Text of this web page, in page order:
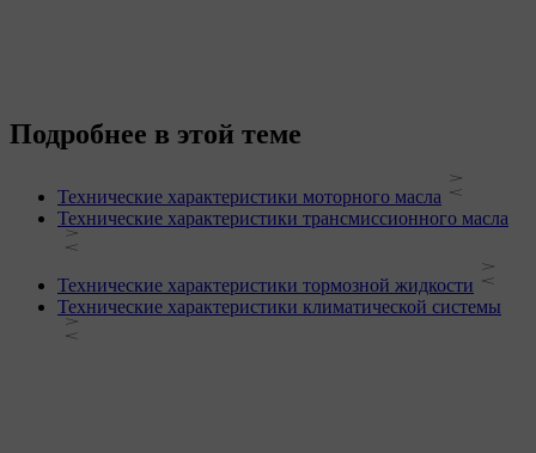
Подробнее в этой теме
Технические характеристики моторного масла
Технические характеристики трансмиссионного масла
Технические характеристики тормозной жидкости
Технические характеристики климатической системы